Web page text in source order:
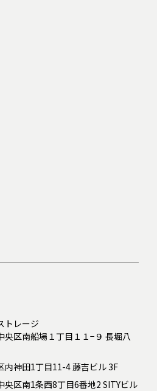
トレージ
区南船場１丁目１１−９ 長堀八
内神田1丁目11-4 藤吉ビル 3F
区南1条西8丁目6番地2 SITYビル